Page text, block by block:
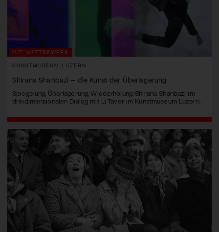
MIT WETTBEWERB
KUNSTMUSEUM LUZERN
Shirana Shahbazi – die Kunst der Überlagerung
Spiegelung, Überlagerung, Wiederholung: Shirana Shahbazi im
dreidimensionalen Dialog mit Li Tavor im Kunstmuseum Luzern.